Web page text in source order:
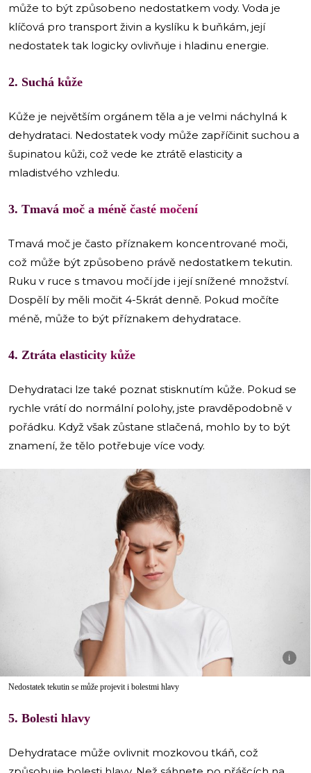
může to být způsobeno nedostatkem vody. Voda je
klíčová pro transport živin a kyslíku k buňkám, její
nedostatek tak logicky ovlivňuje i hladinu energie.
2. Suchá kůže
Kůže je největším orgánem těla a je velmi náchylná k
dehydrataci. Nedostatek vody může zapříčinit suchou a
šupinatou kůži, což vede ke ztrátě elasticity a
mladistvého vzhledu.
3. Tmavá moč a méně časté močení
Tmavá moč je často příznakem koncentrované moči,
což může být způsobeno právě nedostatkem tekutin.
Ruku v ruce s tmavou močí jde i její snížené množství.
Dospělí by měli močit 4-5krát denně. Pokud močíte
méně, může to být příznakem dehydratace.
4. Ztráta elasticity kůže
Dehydrataci lze také poznat stisknutím kůže. Pokud se
rychle vrátí do normální polohy, jste pravděpodobně v
pořádku. Když však zůstane stlačená, mohlo by to být
znamení, že tělo potřebuje více vody.
i
Nedostatek tekutin se může projevit i bolestmi hlavy
5. Bolesti hlavy
Dehydratace může ovlivnit mozkovou tkáň, což